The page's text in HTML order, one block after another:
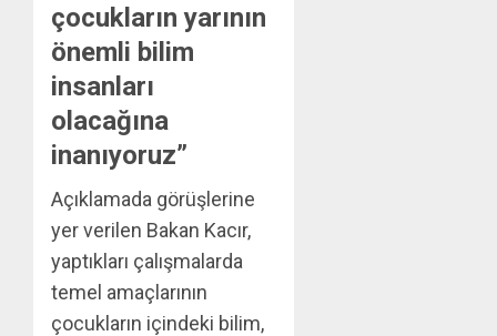
çocukların yarının
önemli bilim
insanları
olacağına
inanıyoruz”
Açıklamada görüşlerine
yer verilen Bakan Kacır,
yaptıkları çalışmalarda
temel amaçlarının
çocukların içindeki bilim,